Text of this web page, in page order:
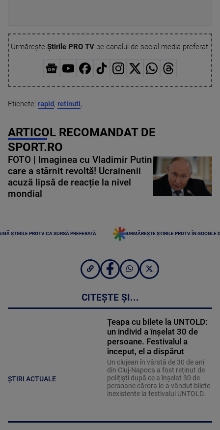
Urmărește Știrile PRO TVpe canalul de social media preferat:
Etichete: rapid, retinuti,
ARTICOL RECOMANDAT DE
SPORT.RO
FOTO | Imaginea cu Vladimir Putin
care a stârnit revoltă! Ucrainenii
acuză lipsă de reacție la nivel
mondial
ȘTIRILE PROTV CA SURSĂ PREFERATĂ URMĂREȘTE ȘTIRILE PROTV ÎN GOOGLE
CITEȘTE ȘI...
ȘTIRI ACTUALE
Țeapa cu bilete la UNTOLD:
un individ a înșelat 30 de
persoane. Festivalul a
început, el a dispărut
Un clujean în vârstă de 30 de ani
din Cluj-Napoca a fost reținut de
polițiști după ce a înșelat 30 de
persoane cărora le-a vândut bilete
inexistente la festivalul UNTOLD.